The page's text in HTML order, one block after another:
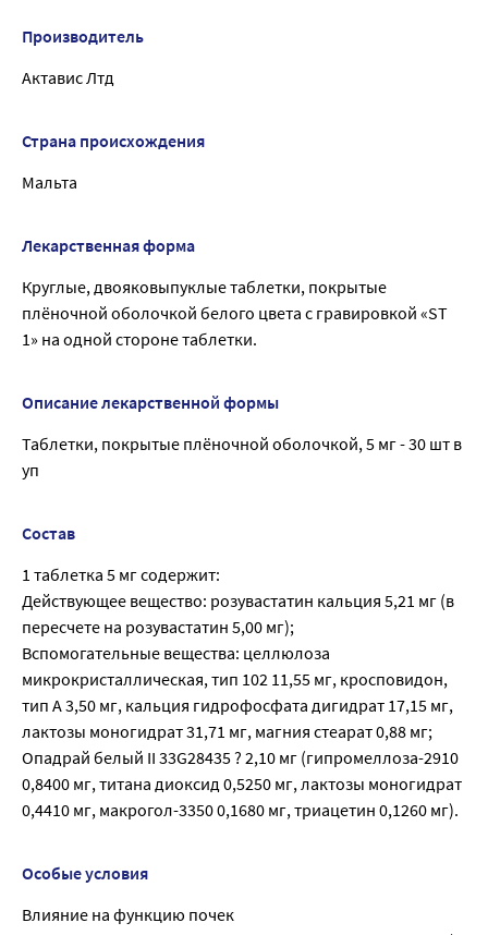
Производитель
Актавис Лтд
Страна происхождения
Мальта
Лекарственная форма
Круглые, двояковыпуклые таблетки, покрытые
плёночной оболочкой белого цвета с гравировкой «ST
1» на одной стороне таблетки.
Описание лекарственной формы
Таблетки, покрытые плёночной оболочкой, 5 мг - 30 шт в
уп
Состав
1 таблетка 5 мг содержит:
Действующее вещество: розувастатин кальция 5,21 мг (в
пересчете на розувастатин 5,00 мг);
Вспомогательные вещества: целлюлоза
микрокристаллическая, тип 102 11,55 мг, кросповидон,
тип А 3,50 мг, кальция гидрофосфата дигидрат 17,15 мг,
лактозы моногидрат 31,71 мг, магния стеарат 0,88 мг;
Опадрай белый II 33G28435 ? 2,10 мг (гипромеллоза-2910
0,8400 мг, титана диоксид 0,5250 мг, лактозы моногидрат
0,4410 мг, макрогол-3350 0,1680 мг, триацетин 0,1260 мг).
Особые условия
Влияние на функцию почек